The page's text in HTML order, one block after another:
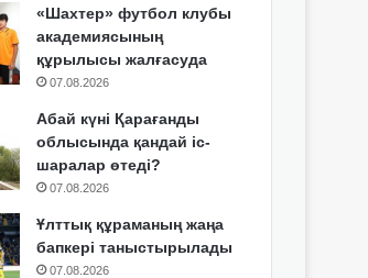
«Шахтер» футбол клубы
академиясының
құрылысы жалғасуда
07.08.2026
Абай күні Қарағанды
облысында қандай іс-
шаралар өтеді?
07.08.2026
Ұлттық құраманың жаңа
бапкері таныстырылады
07.08.2026